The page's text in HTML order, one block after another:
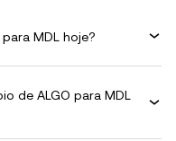
MDL hoje?
de ALGO para MDL